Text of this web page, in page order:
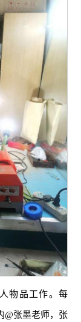
物品工作。每
@张墨老师，张